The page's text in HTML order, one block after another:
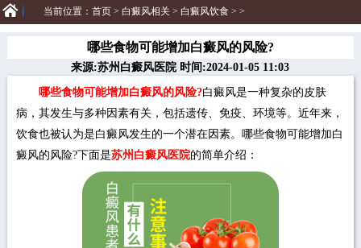
当前位置： 首页> 白癜风相关> 白癜风饮食> >
哪些食物可能增加白癜风的风险?
来源:苏州白癜风医院 时间:2024-01-05 11:03
哪些食物可能增加白癜风的风险?白癜风是一种复杂的皮肤
病，其发生与多种因素有关，包括遗传、免疫、环境等。近年来，
饮食也被认为是白癜风发生的一个潜在因素。哪些食物可能增加白
癜风的风险?下面是苏州白癜风医院的简单介绍：